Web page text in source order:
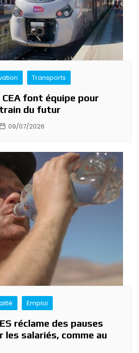
Transports
CEA font équipe pour
du futur
09/07/2026
Emploi
réclame des pauses
les salariés, comme au